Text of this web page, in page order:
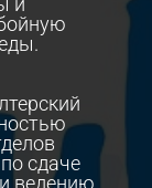
сдаче
ведению